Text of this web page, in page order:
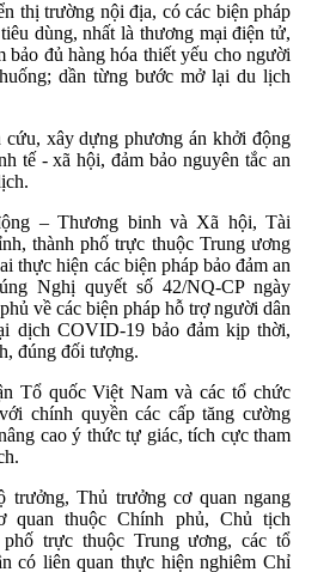
thị trường nội địa, có các biện pháp
dùng, nhất là thương mại điện tử,
bảo đủ hàng hóa thiết yếu cho người
dần từng bước mở lại du lịch
cứu, xây dựng phương án khởi động
tế - xã hội, đảm bảo nguyên tắc an
– Thương binh và Xã hội, Tài
thành phố trực thuộc Trung ương
thực hiện các biện pháp bảo đảm an
Nghị quyết số 42/NQ-CP ngày
về các biện pháp hỗ trợ người dân
dịch COVID-19 bảo đảm kịp thời,
đúng đối tượng.
Tổ quốc Việt Nam và các tổ chức
chính quyền các cấp tăng cường
cao ý thức tự giác, tích cực tham
trưởng, Thủ trưởng cơ quan ngang
quan thuộc Chính phủ, Chủ tịch
trực thuộc Trung ương, các tổ
có liên quan thực hiện nghiêm Chỉ